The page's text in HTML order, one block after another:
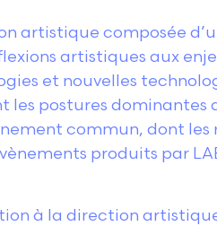
artistique composée
artistiques aux
et nouvelles
postures dominantes
commun, dont les
produits par
à la direction